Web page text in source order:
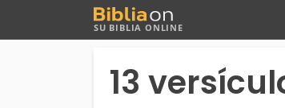
SU BIBLIA ONLINE
13